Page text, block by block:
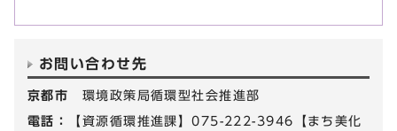
お問い合わせ先
京都市 環境政策局循環型社会推進部
電話：
【資源循環推進課】075-222-3946【まち美化